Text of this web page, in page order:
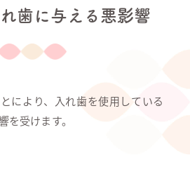
歯に与える悪影響
により、入れ歯を使用している
を受けます。